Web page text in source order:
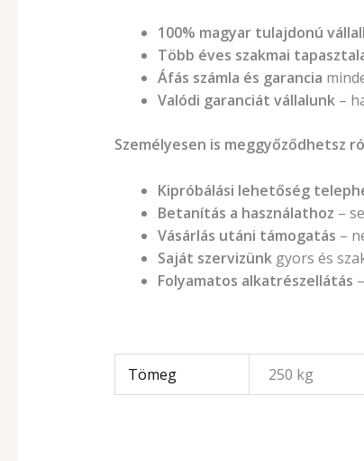
100% magyar tulajdonú
Több éves szakmai
Áfás számla és garancia
Valódi garanciát vállalunk–
Személyesen is meggyőződhetsz
Kipróbálási lehetőség
Betanítás a használathoz –
Vásárlás utáni támogatás –
Saját szervizünkgyors és
Folyamatos alkatrészellátás
Tömeg 250 kg